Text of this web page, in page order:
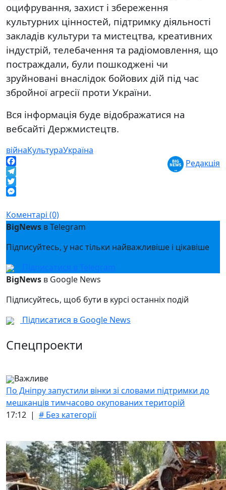
оцифрування, захист і збереження
культурних цінностей, підтримку діяльності
закладів культури та мистецтва, креативних
індустрій, телебачення та радіомовлення, що
постраждали, були пошкоджені чи
зруйновані внаслідок бойових дій під час
збройної агресії проти України.
Вся інформація буде відображатися на
вебсайті Держмистецтв.
війнаКультураУкраїна
Facebook
Telegram
Twitter
Редакція
Коментарі (0)
BigNews в Telegram
Підписуйтесь, у нас тільки найважливіше і цікавіше
Підписатися в Telegram
BigNews в Google News
Підписуйтесь, щоб бути в курсі останніх подій
Підписатися в Google News
Спецпроекти
Важливе
По Дніпру запустили вінки зі словами підтримки до
мешканців тимчасово окупованих територій
17:12 | # Без категорії